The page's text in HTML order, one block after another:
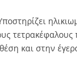
τετρακέφαλους
και στην